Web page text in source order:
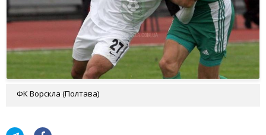
ФК Ворскла (Полтава)